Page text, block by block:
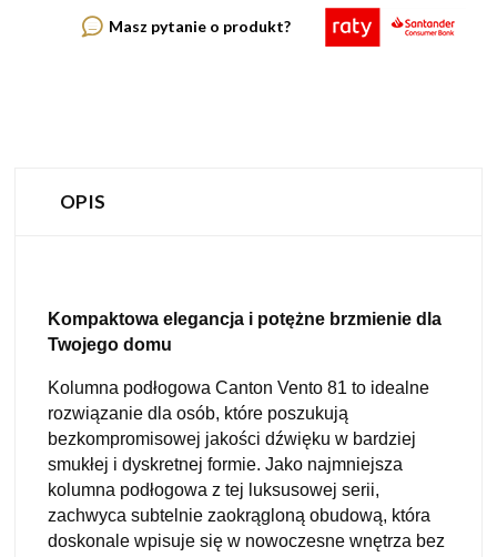
Masz pytanie o produkt?
OPIS
Kompaktowa elegancja i potężne brzmienie dla
Twojego domu
Kolumna podłogowa Canton Vento 81 to idealne
rozwiązanie dla osób, które poszukują
bezkompromisowej jakości dźwięku w bardziej
smukłej i dyskretnej formie. Jako najmniejsza
kolumna podłogowa z tej luksusowej serii,
zachwyca subtelnie zaokrągloną obudową, która
doskonale wpisuje się w nowoczesne wnętrza bez